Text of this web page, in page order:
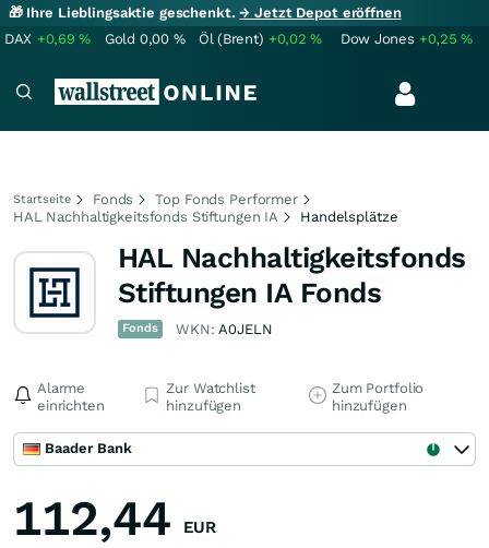
🎁 Ihre Lieblingsaktie geschenkt.→ Jetzt Depot eröffnen
DAX +0,69% Gold 0,00 % Öl (Brent) +0,02% Dow Jones +0,25%
Startseite Fonds
Top Fonds Performer
HAL Nachhaltigkeitsfonds Stiftungen IA
Handelsplätze
HAL Nachhaltigkeitsfonds
Stiftungen IA Fonds
Fonds WKN:A0JELN
Alarme
einrichten
Zur Watchlist
hinzufügen
Zum Portfolio
hinzufügen
Baader Bank
112,44 EUR